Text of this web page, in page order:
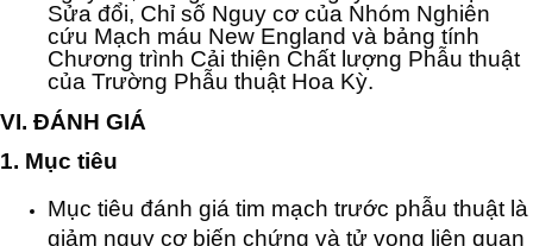
Sửa đổi, Chỉ số Nguy cơ của Nhóm Nghiên
cứu Mạch máu New England và bảng tính
Chương trình Cải thiện Chất lượng Phẫu thuật
của Trường Phẫu thuật Hoa Kỳ.
VI. ĐÁNH GIÁ
1. Mục tiêu
Mục tiêu đánh giá tim mạch trước phẫu thuật là
giảm nguy cơ biến chứng và tử vong liên quan